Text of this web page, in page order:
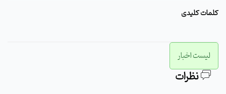
کلمات کلیدی
لیست اخبار
نظرات